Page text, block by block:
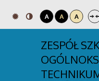
A A A
ZESPÓŁ